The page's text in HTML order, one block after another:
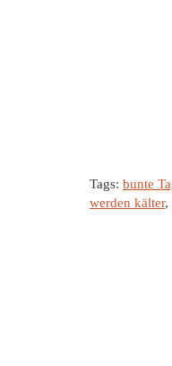
Tags: bunte
werden kälter,